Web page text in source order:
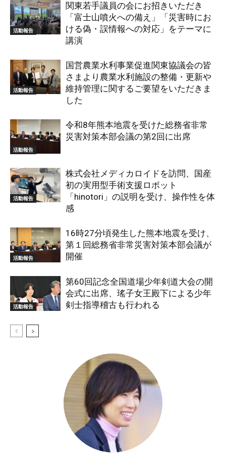
活動報告
関東若手議員の会にお招きいただき
「富士山噴火への備え」「災害時にお
ける偽・誤情報への対応」をテーマに
講演
活動報告
国営農業水利事業促進関東協議会の皆
さまより農業水利施設の整備・更新や
維持管理に関するご要望をいただきま
した
活動報告
令和8年熊本地震を受けた総務省非常
災害対策本部会議の第2回に出席
活動報告
株式会社メディカロイドを訪問、国産
初の実用型手術支援ロボット
「hinotori」の説明を受け、操作性を体
感
活動報告
16時27分頃発生した熊本地震を受け、
第１回総務省非常災害対策本部会議が
開催
活動報告
第60回記念全国道場少年剣道大会の開
会式に出席、瑤子女王殿下による少年
剣士指導稽古も行われる